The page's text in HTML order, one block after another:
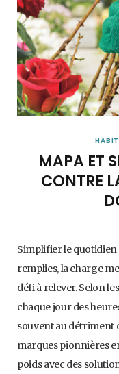
MAPA ET
CONTRE
Simplifier le quotidien
remplies, la charge
défi à relever. Selon
chaque jour des
souvent au détriment
marques pionnières
poids avec des